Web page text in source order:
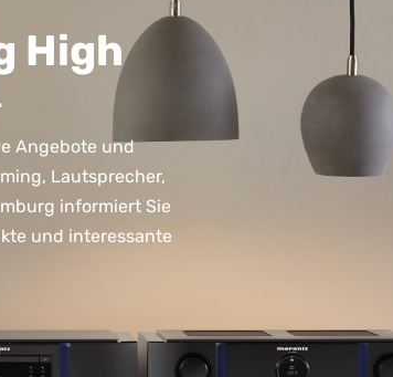
High
Angebote und
Lautsprecher,
informiert Sie
und interessante